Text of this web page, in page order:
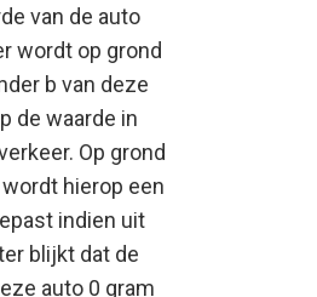
van de auto
wordt op grond
b van deze
de waarde in
Op grond
hierop een
indien uit
blijkt dat de
auto 0 gram